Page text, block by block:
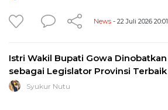
News - 22 Juli 2026 20:01
Istri Wakil Bupati Gowa Dinobatkan
sebagai Legislator Provinsi Terbaik
Syukur Nutu